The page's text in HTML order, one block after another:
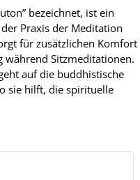
bezeichnet, ist ein
Praxis der Meditation
für zusätzlichen Komfort
Sitzmeditationen.
auf die buddhistische
sie hilft, die spirituelle